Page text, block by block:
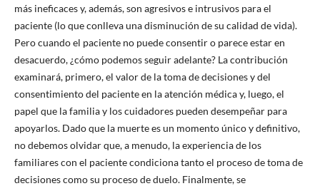
más ineficaces y, además, son agresivos e intrusivos para el
paciente (lo que conlleva una disminución de su calidad de vida).
Pero cuando el paciente no puede consentir o parece estar en
desacuerdo, ¿cómo podemos seguir adelante? La contribución
examinará, primero, el valor de la toma de decisiones y del
consentimiento del paciente en la atención médica y, luego, el
papel que la familia y los cuidadores pueden desempeñar para
apoyarlos. Dado que la muerte es un momento único y definitivo,
no debemos olvidar que, a menudo, la experiencia de los
familiares con el paciente condiciona tanto el proceso de toma de
decisiones como su proceso de duelo. Finalmente, se